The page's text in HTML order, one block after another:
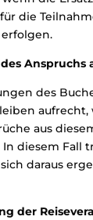
die
Anspruchs
des
aus
diesem Fall
daraus
der